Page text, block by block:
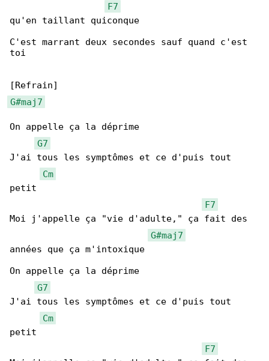
F7
qu'en taillant quiconque
C'est marrant deux secondes sauf quand c'est
toi
G#maj7
On appellе ça la déprime
G7
J'ai tous les symptômes еt ce d'puis tout
Cm
petit
F7
Moi j'appelle ça "vie d'adulte," ça fait des
G#maj7
années que ça m'intoxique
On appellе ça la déprime
G7
J'ai tous les symptômes еt ce d'puis tout
Cm
petit
F7